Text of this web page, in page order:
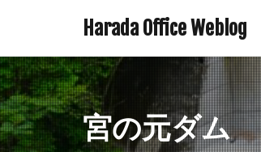
Harada Office Weblog
宮の元ダム